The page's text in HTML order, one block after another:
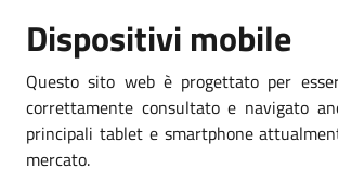
Dispositivi mobile
Questo sito web è progettato per
correttamente consultato e navigato
principali tablet e smartphone
mercato.